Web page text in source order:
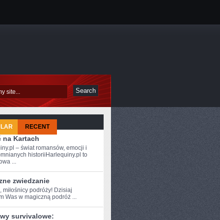
RECENT
na Kartach
– świat romansów, emocji i
historiiHarlequiny.pl to
...
zwiedzanie
miłośnicy podróży! ⁤Dzisiaj
Was w ⁤magiczną podróż ...
survivalowe: